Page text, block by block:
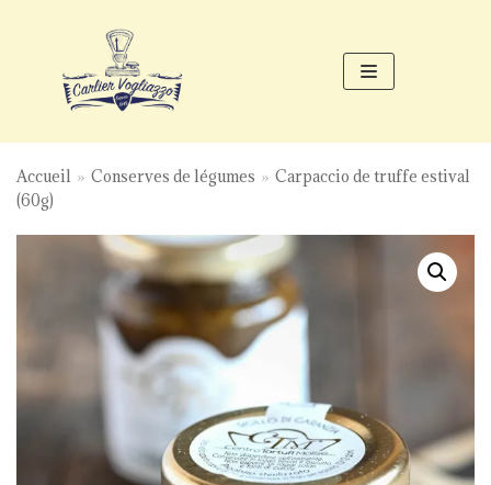
contenu
Accueil » Conserves de légumes » Carpaccio de truffe estival
(60g)